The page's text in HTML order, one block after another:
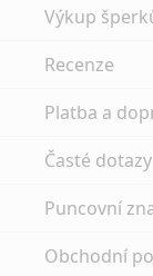
Výkup
Recenze
Platba a
Časté dotazy
Puncovní
Obchodní